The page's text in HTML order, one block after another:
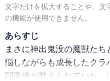
文字だけを拡大することや、文
の機能が使用できません。
あらすじ
まさに神出鬼没の魔獣た
悩しながらも成長したク
闘準備が整えられていた。